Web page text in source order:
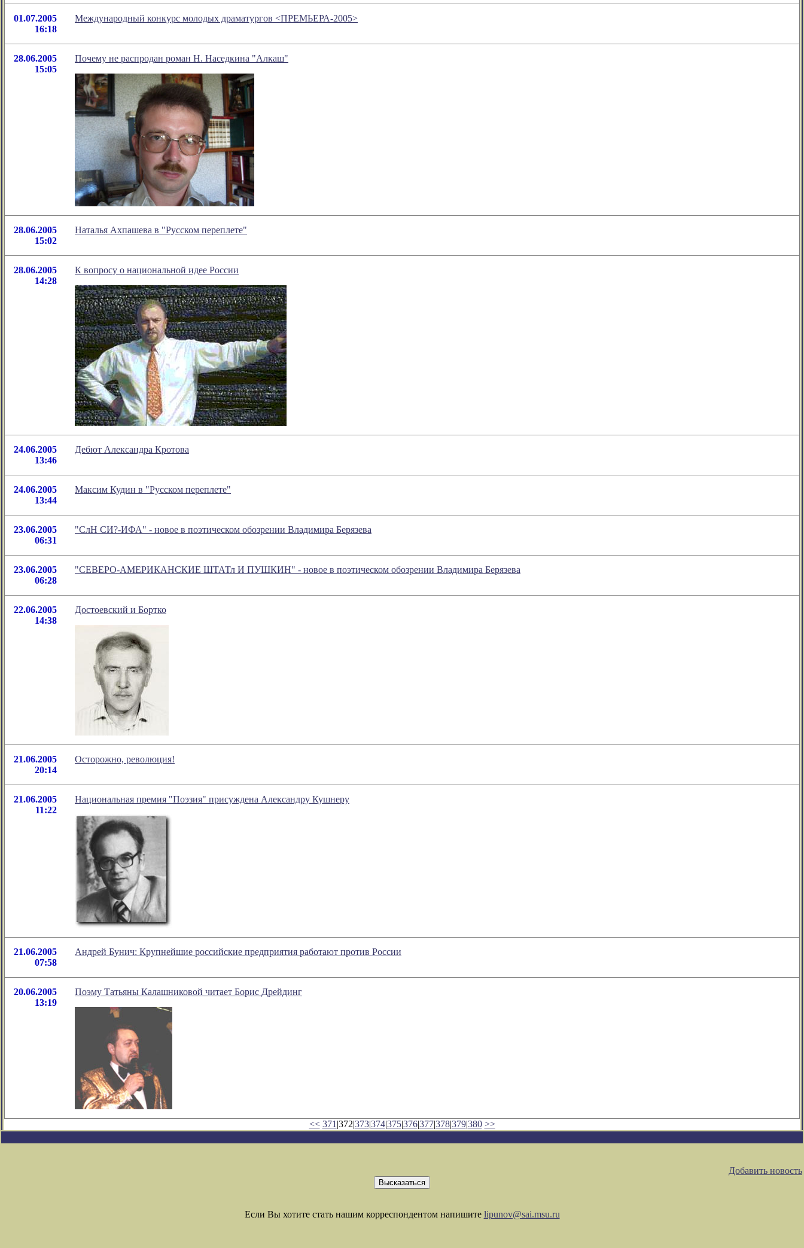
01.07.2005
16:18
Международный конкурс молодых драматургов <ПРЕМЬЕРА-2005>
28.06.2005
15:05
Почему не распродан роман Н. Наседкина "Алкаш"
28.06.2005
15:02
Наталья Ахпашева в "Русском переплете"
28.06.2005
14:28
К вопросу о национальной идее России
24.06.2005
13:46
Дебют Александра Кротова
24.06.2005
13:44
Максим Кудин в "Русском переплете"
23.06.2005
06:31
"СлН СИ?-ИФА" - новое в поэтическом обозрении Владимира Берязева
23.06.2005
06:28
"СЕВЕРО-АМЕРИКАНСКИЕ ШТАТл И ПУШКИН" - новое в поэтическом обозрении Владимира Берязева
22.06.2005
14:38
Достоевский и Бортко
21.06.2005
20:14
Осторожно, революция!
21.06.2005
11:22
Национальная премия "Поэзия" присуждена Александру Кушнеру
21.06.2005
07:58
Андрей Бунич: Крупнейшие российские предприятия работают против России
20.06.2005
13:19
Поэму Татьяны Калашниковой читает Борис Дрейдинг
<< 371 |372|373|374|375|376|377|378|379|380 >>
Добавить новость
Если Вы хотите стать нашим корреспондентом напишите lipunov@sai.msu.ru